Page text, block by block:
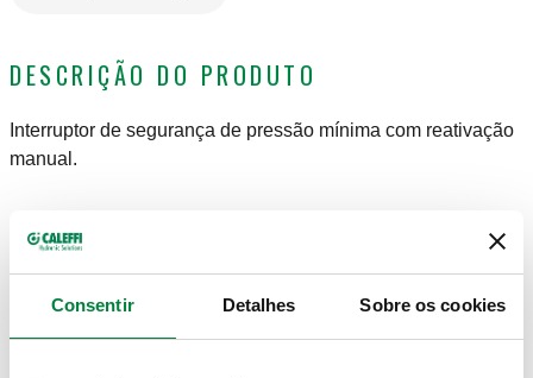
Consentir Detalhes Sobre os cookies
DESCRIÇÃO DO PRODUTO
Interruptor de segurança de pressão mínima com reativação
manual.
DADOS TÉCNICOS
Grau de proteção
Range temperatura ambiente:0–50 °C